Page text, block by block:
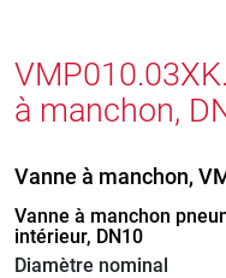
à manchon,
Vanne à manchon,
Vanne à manchon
intérieur, DN10
Diamètre nominal